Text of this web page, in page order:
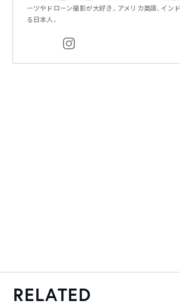
ーツやドローン撮影が大好き。アメリカ英語、イン
る日本人。
RELATED